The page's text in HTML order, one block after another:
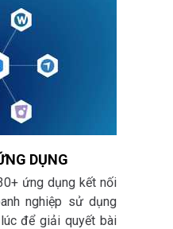
ứng dụng kết nối
nghiệp sử dụng
để giải quyết bài
DỤNG